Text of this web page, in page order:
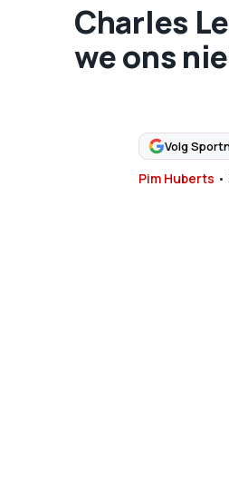
Charles
we ons
Volg
Pim Huberts •